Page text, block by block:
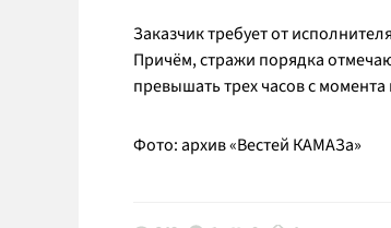
Заказчик требует от
Причём, стражи порядка
превышать трех часов с
Фото: архив «Вестей КАМАЗа»